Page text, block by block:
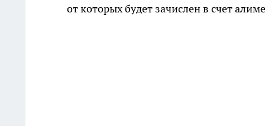
от которых будет зачислен в счет